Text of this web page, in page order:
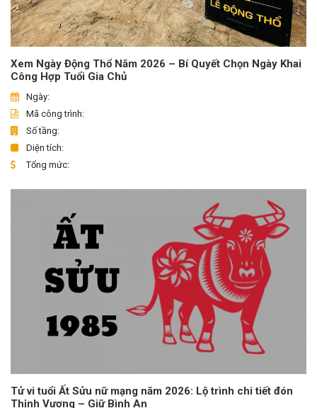
Xem Ngày Động Thổ Năm 2026 – Bí Quyết Chọn Ngày Khai
Công Hợp Tuổi Gia Chủ
Ngày:
Mã công trình:
Số tầng:
Diện tích:
Tổng mức:
Tử vi tuổi Ất Sửu nữ mạng năm 2026: Lộ trình chi tiết đón
Thịnh Vượng – Giữ Bình An